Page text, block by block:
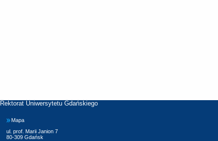
Rektorat Uniwersytetu Gdańskiego
Mapa
ul. prof. Marii Janion 7
80-309 Gdańsk